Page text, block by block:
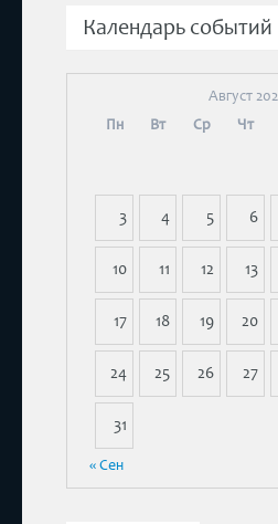
Календарь событий
Август
Пн
Вт Ср Чт
3 4 5 6
10 11 12 13
17 18 19 20
24 25 26 27
31
« Сен